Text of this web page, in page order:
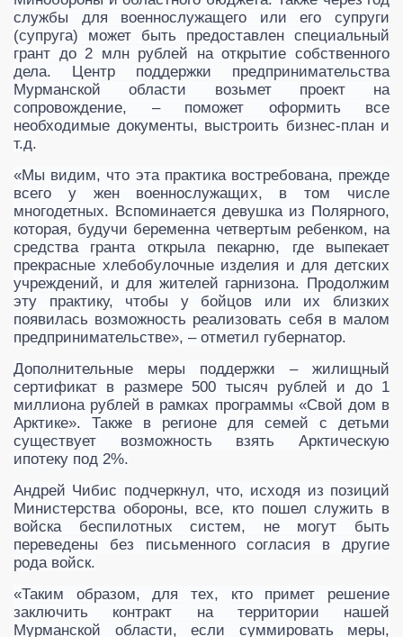
службы для военнослужащего или его супруги
(супруга) может быть предоставлен специальный
грант до 2 млн рублей на открытие собственного
дела. Центр поддержки предпринимательства
Мурманской области возьмет проект на
сопровождение, – поможет оформить все
необходимые документы, выстроить бизнес-план и
т.д.
«Мы видим, что эта практика востребована, прежде
всего у жен военнослужащих, в том числе
многодетных. Вспоминается девушка из Полярного,
которая, будучи беременна четвертым ребенком, на
средства гранта открыла пекарню, где выпекает
прекрасные хлебобулочные изделия и для детских
учреждений, и для жителей гарнизона. Продолжим
эту практику, чтобы у бойцов или их близких
появилась возможность реализовать себя в малом
предпринимательстве», – отметил губернатор.
Дополнительные меры поддержки – жилищный
сертификат в размере 500 тысяч рублей и до 1
миллиона рублей в рамках программы «Свой дом в
Арктике». Также в регионе для семей с детьми
существует возможность взять Арктическую
ипотеку под 2%.
Андрей Чибис подчеркнул, что, исходя из позиций
Министерства обороны, все, кто пошел служить в
войска беспилотных систем, не могут быть
переведены без письменного согласия в другие
рода войск.
«Таким образом, для тех, кто примет решение
заключить контракт на территории нашей
Мурманской области, если суммировать меры,